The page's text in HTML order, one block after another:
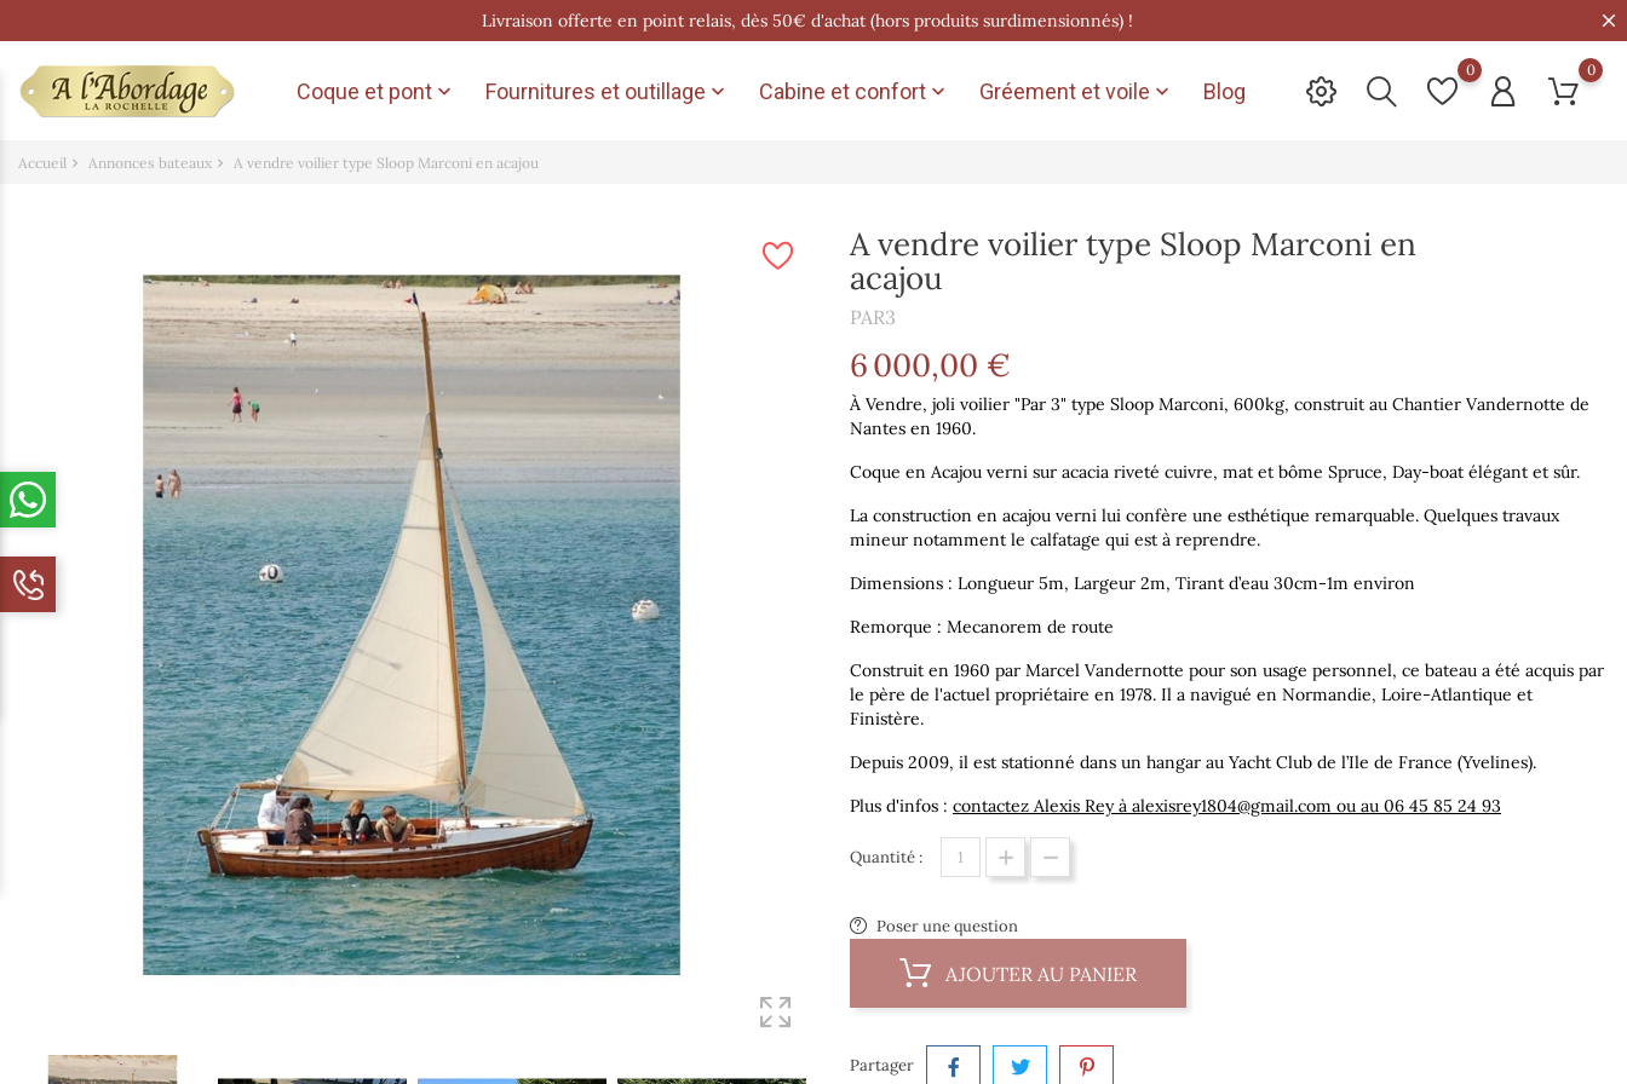
Livraison offerte en point relais, dès 50€ d'achat (hors produits surdimensionnés) !
Coque et pont  Fournitures et outillage  Cabine et confort  Gréement et voile  Blog
0 0
Accueil Annonces bateaux A vendre voilier type Sloop Marconi en acajou
A vendre voilier type Sloop Marconi en
acajou
PAR3
6 000,00 €
À Vendre, joli voilier "Par 3" type Sloop Marconi, 600kg, construit au Chantier Vandernotte de
Nantes en 1960.
Coque en Acajou verni sur acacia riveté cuivre, mat et bôme Spruce, Day-boat élégant et sûr.
La construction en acajou verni lui confère une esthétique remarquable. Quelques travaux
mineur notamment le calfatage qui est à reprendre.
Dimensions : Longueur 5m, Largeur 2m, Tirant d’eau 30cm-1m environ
Remorque : Mecanorem de route
Construit en 1960 par Marcel Vandernotte pour son usage personnel, ce bateau a été acquis par
le père de l'actuel propriétaire en 1978. Il a navigué en Normandie, Loire-Atlantique et
Finistère.
Depuis 2009, il est stationné dans un hangar au Yacht Club de l’Ile de France (Yvelines).
Plus d'infos : contactez Alexis Rey à alexisrey1804@gmail.com ou au 06 45 85 24 93
Quantité :
Poser une question
AJOUTER AU PANIER
Partager